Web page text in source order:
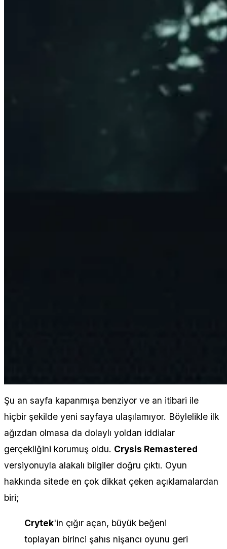
Şu an sayfa kapanmışa benziyor ve an itibari ile
hiçbir şekilde yeni sayfaya ulaşılamıyor. Böylelikle ilk
ağızdan olmasa da dolaylı yoldan iddialar
gerçekliğini korumuş oldu. Crysis Remastered
versiyonuyla alakalı bilgiler doğru çıktı. Oyun
hakkında sitede en çok dikkat çeken açıklamalardan
biri;
Crytek'in çığır açan, büyük beğeni
toplayan birinci şahıs nişancı oyunu geri